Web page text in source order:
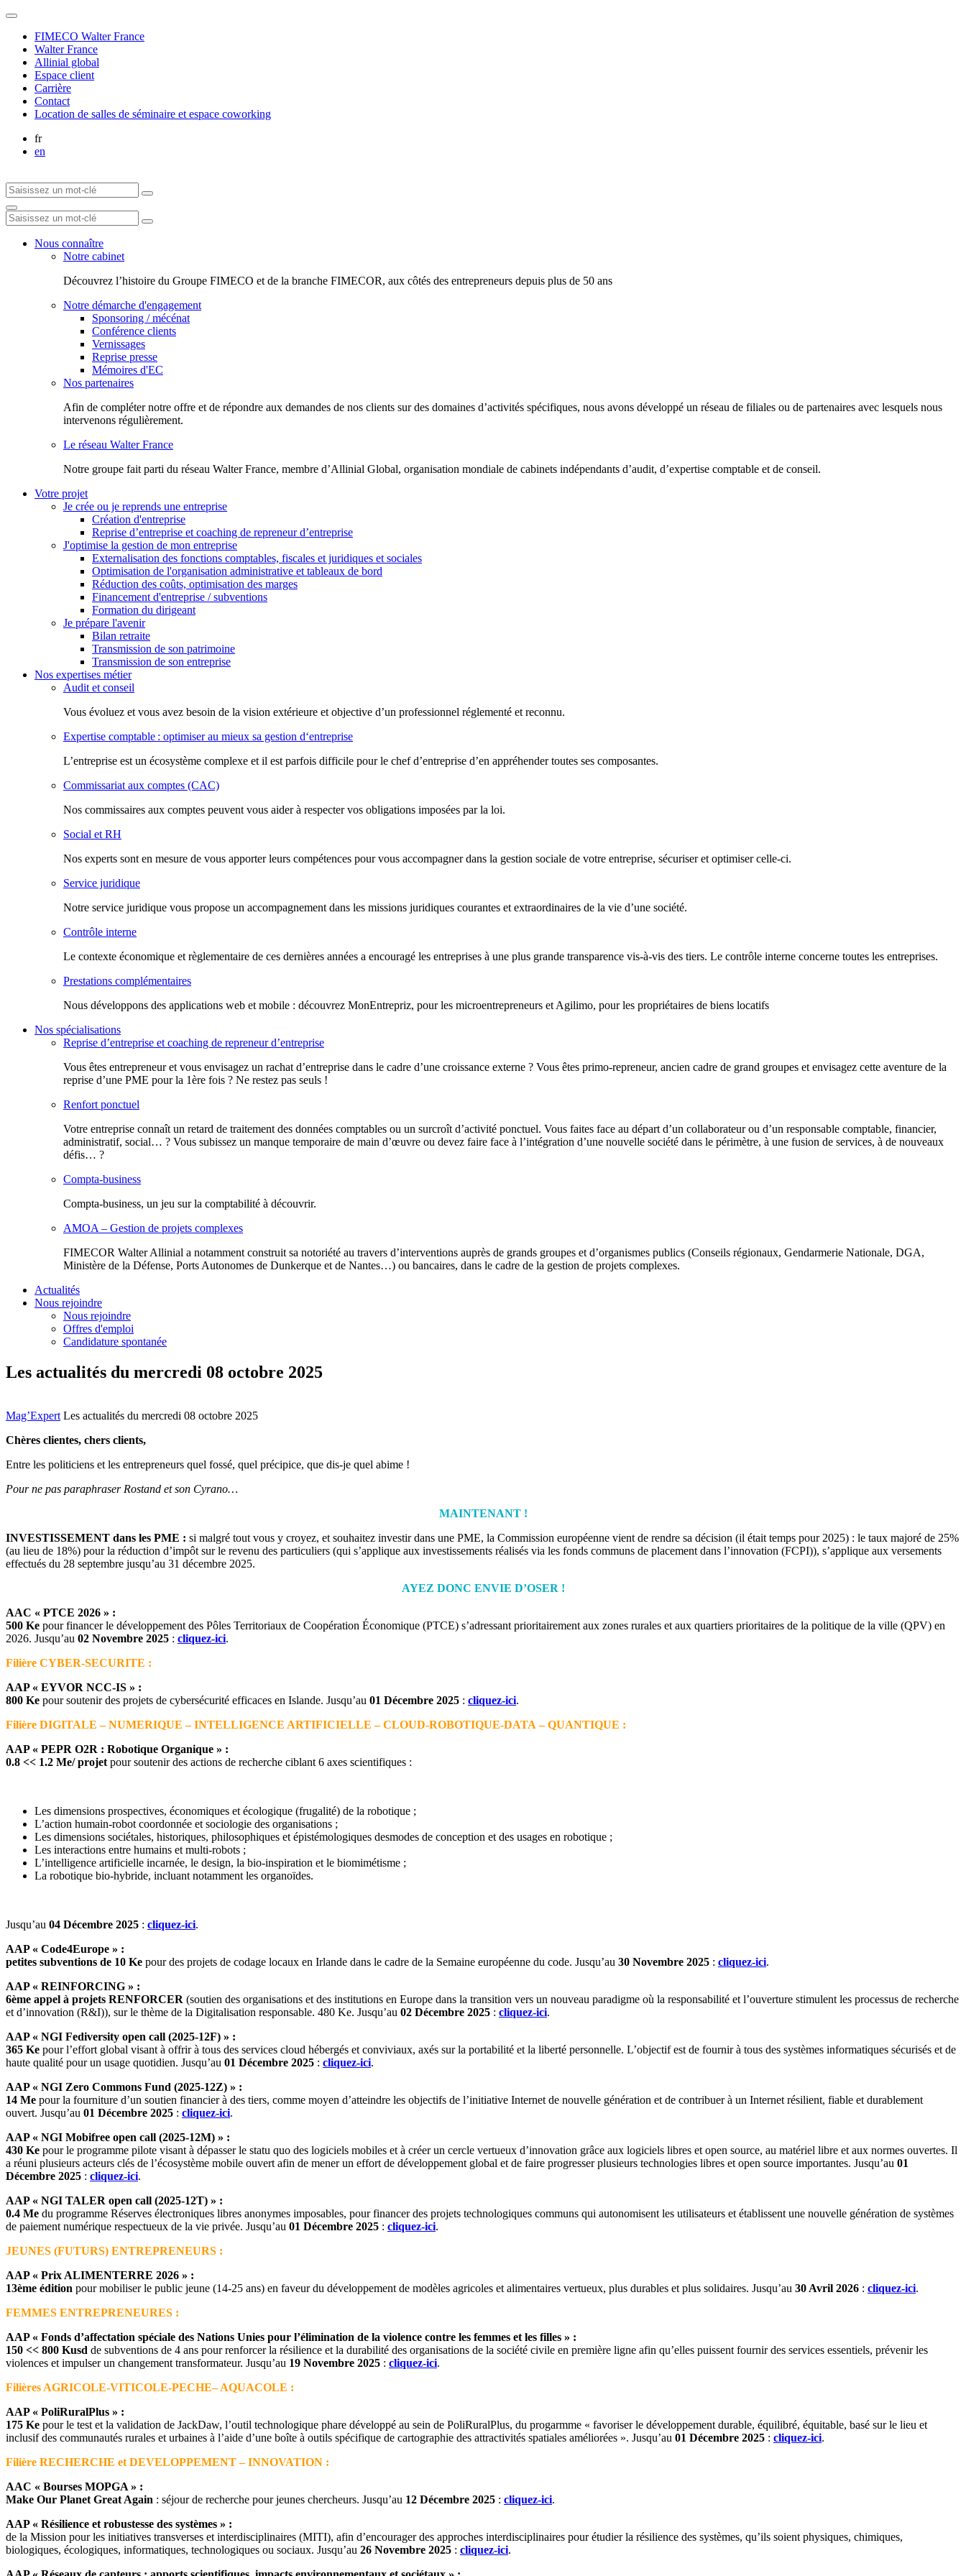
FIMECO Walter France
Walter France
Allinial global
Espace client
Carrière
Contact
Location de salles de séminaire et espace coworking
fr
en
Nous connaître
Notre cabinet
Découvrez l’histoire du Groupe FIMECO et de la branche FIMECOR, aux côtés des entrepreneurs depuis plus de 50 ans
Notre démarche d'engagement
Sponsoring / mécénat
Conférence clients
Vernissages
Reprise presse
Mémoires d'EC
Nos partenaires
Afin de compléter notre offre et de répondre aux demandes de nos clients sur des domaines d’activités spécifiques, nous avons développé un réseau de filiales ou de partenaires avec lesquels nous
intervenons régulièrement.
Le réseau Walter France
Notr​e groupe fait parti du réseau Walter France, membre d’Allinial Global, organisation mondiale de cabinets indépendants d’audit, d’expertise comptable et de conseil.
Votre projet
Je crée ou je reprends une entreprise
Création d'entreprise
Reprise d’entreprise et coaching de repreneur d’entreprise
J'optimise la gestion de mon entreprise
Externalisation des fonctions comptables, fiscales et juridiques et sociales
Optimisation de l'organisation administrative et tableaux de bord
Réduction des coûts, optimisation des marges
Financement d'entreprise / subventions
Formation du dirigeant
Je prépare l'avenir
Bilan retraite
Transmission de son patrimoine
Transmission de son entreprise
Nos expertises métier
Audit et conseil
Vous évoluez et vous avez besoin de la vision extérieure et objective d’un professionnel réglementé et reconnu.
Expertise comptable : optimiser au mieux sa gestion d‘entreprise
L’entreprise est un écosystème complexe et il est parfois difficile pour le chef d’entreprise d’en appréhender toutes ses composantes.
Commissariat aux comptes (CAC)
Nos commissaires aux comptes peuvent vous aider à respecter vos obligations imposées par la loi.
Social et RH
Nos experts sont en mesure de vous apporter leurs compétences pour vous accompagner dans la gestion sociale de votre entreprise, sécuriser et optimiser celle-ci.
Service juridique
Notre service juridique vous propose un accompagnement dans les missions juridiques courantes et extraordinaires de la vie d’une société.
Contrôle interne
Le contexte économique et règlementaire de ces dernières années a encouragé les entreprises à une plus grande transparence vis-à-vis des tiers. Le contrôle interne concerne toutes les entreprises.
Prestations complémentaires
Nous développons des applications web et mobile : découvrez MonEntrepriz, pour les microentrepreneurs et Agilimo, pour les propriétaires de biens locatifs
Nos spécialisations
Reprise d’entreprise et coaching de repreneur d’entreprise
Vous êtes entrepreneur et vous envisagez un rachat d’entreprise dans le cadre d’une croissance externe ? Vous êtes primo-repreneur, ancien cadre de grand groupes et envisagez cette aventure de la
reprise d’une PME pour la 1ère fois ? Ne restez pas seuls !
Renfort ponctuel
Votre entreprise connaît un retard de traitement des données comptables ou un surcroît d’activité ponctuel. Vous faites face au départ d’un collaborateur ou d’un responsable comptable, financier,
administratif, social… ? Vous subissez un manque temporaire de main d’œuvre ou devez faire face à l’intégration d’une nouvelle société dans le périmètre, à une fusion de services, à de nouveaux
défis… ?
Compta-business
Compta-business, un jeu sur la comptabilité à découvrir.
AMOA – Gestion de projets complexes
FIMECOR Walter Allinial a notamment construit sa notoriété au travers d’interventions auprès de grands groupes et d’organismes publics (Conseils régionaux, Gendarmerie Nationale, DGA,
Ministère de la Défense, Ports Autonomes de Dunkerque et de Nantes…) ou bancaires, dans le cadre de la gestion de projets complexes.
Actualités
Nous rejoindre
Nous rejoindre
Offres d'emploi
Candidature spontanée
Les actualités du mercredi 08 octobre 2025
Mag’Expert Les actualités du mercredi 08 octobre 2025
Chères clientes, chers clients,
Entre les politiciens et les entrepreneurs quel fossé, quel précipice, que dis-je quel abime !
Pour ne pas paraphraser Rostand et son Cyrano…
MAINTENANT !
INVESTISSEMENT dans les PME : si malgré tout vous y croyez, et souhaitez investir dans une PME, la Commission européenne vient de rendre sa décision (il était temps pour 2025) : le taux majoré de 25%
(au lieu de 18%) pour la réduction d’impôt sur le revenu des particuliers (qui s’applique aux investissements réalisés via les fonds communs de placement dans l’innovation (FCPI)), s’applique aux versements
effectués du 28 septembre jusqu’au 31 décembre 2025.
AYEZ DONC ENVIE D’OSER !
AAC « PTCE 2026 » :
500 Ke pour financer le développement des Pôles Territoriaux de Coopération Économique (PTCE) s’adressant prioritairement aux zones rurales et aux quartiers prioritaires de la politique de la ville (QPV) en
2026. Jusqu’au 02 Novembre 2025 : cliquez-ici.
Filière CYBER-SECURITE :
AAP « EYVOR NCC-IS » :
800 Ke pour soutenir des projets de cybersécurité efficaces en Islande. Jusqu’au 01 Décembre 2025 : cliquez-ici.
Filière DIGITALE – NUMERIQUE – INTELLIGENCE ARTIFICIELLE – CLOUD-ROBOTIQUE-DATA – QUANTIQUE :
AAP « PEPR O2R : Robotique Organique » :
0.8 << 1.2 Me/ projet pour soutenir des actions de recherche ciblant 6 axes scientifiques :
Les dimensions prospectives, économiques et écologique (frugalité) de la robotique ;
L’action humain-robot coordonnée et sociologie des organisations ;
Les dimensions sociétales, historiques, philosophiques et épistémologiques desmodes de conception et des usages en robotique ;
Les interactions entre humains et multi-robots ;
L’intelligence artificielle incarnée, le design, la bio-inspiration et le biomimétisme ;
La robotique bio-hybride, incluant notamment les organoïdes.
Jusqu’au 04 Décembre 2025 : cliquez-ici.
AAP « Code4Europe » :
petites subventions de 10 Ke pour des projets de codage locaux en Irlande dans le cadre de la Semaine européenne du code. Jusqu’au 30 Novembre 2025 : cliquez-ici.
AAP « REINFORCING » :
6ème appel à projets RENFORCER (soutien des organisations et des institutions en Europe dans la transition vers un nouveau paradigme où la responsabilité et l’ouverture stimulent les processus de recherche
et d’innovation (R&I)), sur le thème de la Digitalisation responsable. 480 Ke. Jusqu’au 02 Décembre 2025 : cliquez-ici.
AAP « NGI Fediversity open call (2025-12F) » :
365 Ke pour l’effort global visant à offrir à tous des services cloud hébergés et conviviaux, axés sur la portabilité et la liberté personnelle. L’objectif est de fournir à tous des systèmes informatiques sécurisés et de
haute qualité pour un usage quotidien. Jusqu’au 01 Décembre 2025 : cliquez-ici.
AAP « NGI Zero Commons Fund (2025-12Z) » :
14 Me pour la fourniture d’un soutien financier à des tiers, comme moyen d’atteindre les objectifs de l’initiative Internet de nouvelle génération et de contribuer à un Internet résilient, fiable et durablement
ouvert. Jusqu’au 01 Décembre 2025 : cliquez-ici.
AAP « NGI Mobifree open call (2025-12M) » :
430 Ke pour le programme pilote visant à dépasser le statu quo des logiciels mobiles et à créer un cercle vertueux d’innovation grâce aux logiciels libres et open source, au matériel libre et aux normes ouvertes. Il
a réuni plusieurs acteurs clés de l’écosystème mobile ouvert afin de mener un effort de développement global et de faire progresser plusieurs technologies libres et open source importantes. Jusqu’au 01
Décembre 2025 : cliquez-ici.
AAP « NGI TALER open call (2025-12T) » :
0.4 Me du programme Réserves électroniques libres anonymes imposables, pour financer des projets technologiques communs qui autonomisent les utilisateurs et établissent une nouvelle génération de systèmes
de paiement numérique respectueux de la vie privée. Jusqu’au 01 Décembre 2025 : cliquez-ici.
JEUNES (FUTURS) ENTREPRENEURS :
AAP « Prix ALIMENTERRE 2026 » :
13ème édition pour mobiliser le public jeune (14-25 ans) en faveur du développement de modèles agricoles et alimentaires vertueux, plus durables et plus solidaires. Jusqu’au 30 Avril 2026 : cliquez-ici.
FEMMES ENTREPRENEURES :
AAP « Fonds d’affectation spéciale des Nations Unies pour l’élimination de la violence contre les femmes et les filles » :
150 << 800 Kusd de subventions de 4 ans pour renforcer la résilience et la durabilité des organisations de la société civile en première ligne afin qu’elles puissent fournir des services essentiels, prévenir les
violences et impulser un changement transformateur. Jusqu’au 19 Novembre 2025 : cliquez-ici.
Filières AGRICOLE-VITICOLE-PECHE– AQUACOLE :
AAP « PoliRuralPlus » :
175 Ke pour le test et la validation de JackDaw, l’outil technologique phare développé au sein de PoliRuralPlus, du progarmme « favoriser le développement durable, équilibré, équitable, basé sur le lieu et
inclusif des communautés rurales et urbaines à l’aide d’une boîte à outils spécifique de cartographie des attractivités spatiales améliorées ». Jusqu’au 01 Décembre 2025 : cliquez-ici.
Filière RECHERCHE et DEVELOPPEMENT – INNOVATION :
AAC « Bourses MOPGA » :
Make Our Planet Great Again : séjour de recherche pour jeunes chercheurs. Jusqu’au 12 Décembre 2025 : cliquez-ici.
AAP « Résilience et robustesse des systèmes » :
de la Mission pour les initiatives transverses et interdisciplinaires (MITI), afin d’encourager des approches interdisciplinaires pour étudier la résilience des systèmes, qu’ils soient physiques, chimiques,
biologiques, écologiques, informatiques, technologiques ou sociaux. Jusqu’au 26 Novembre 2025 : cliquez-ici.